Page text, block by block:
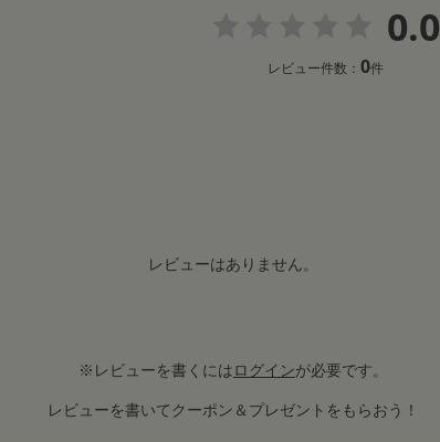
0.0
レビュー件数： 0件
レビューはありません。
※レビューを書くにはログインが必要です。
レビューを書いてクーポン＆プレゼントをもらおう！